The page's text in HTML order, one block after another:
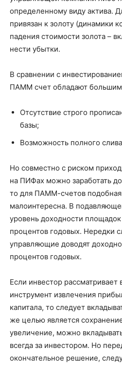
определенному виду актива.
привязан к золоту (динамики
падения стоимости золота –
нести убытки.
В сравнении с
ПАММ счет обладают
Отсутствие строго
базы;
Возможность полного
Но совместно с риском
на ПИФах можно заработать
то для ПАММ-счетов подобная
малоинтересна. В
уровень доходности
процентов годовых. Нередки
управляющие доводят
процентов годовых.
Если инвестор
инструмент извлечения
капитала, то следует
же целью является
увеличение, можно
всегда за инвестором. Но
окончательное решение,